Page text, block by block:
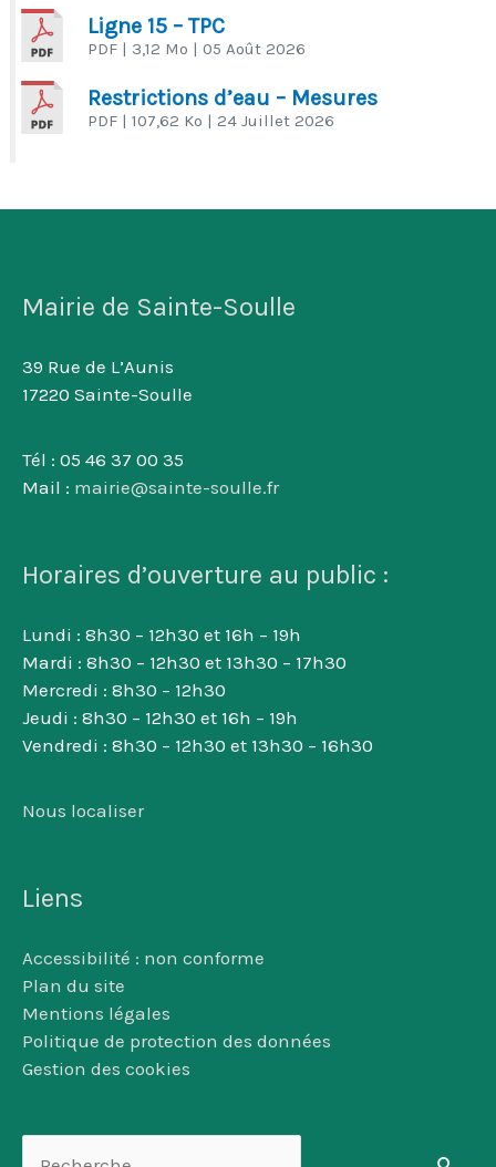
Ligne 15 – TPC
PDF | 3,12 Mo | 05 Août 2026
Restrictions d’eau – Mesures
PDF | 107,62 Ko | 24 Juillet 2026
Mairie de Sainte-Soulle
39 Rue de L’Aunis
17220 Sainte-Soulle
Tél : 05 46 37 00 35
Mail : mairie@sainte-soulle.fr
Horaires d’ouverture au public :
Lundi : 8h30 – 12h30 et 16h – 19h
Mardi : 8h30 – 12h30 et 13h30 – 17h30
Mercredi : 8h30 – 12h30
Jeudi : 8h30 – 12h30 et 16h – 19h
Vendredi : 8h30 – 12h30 et 13h30 – 16h30
Nous localiser
Liens
Accessibilité : non conforme
Plan du site
Mentions légales
Politique de protection des données
Gestion des cookies